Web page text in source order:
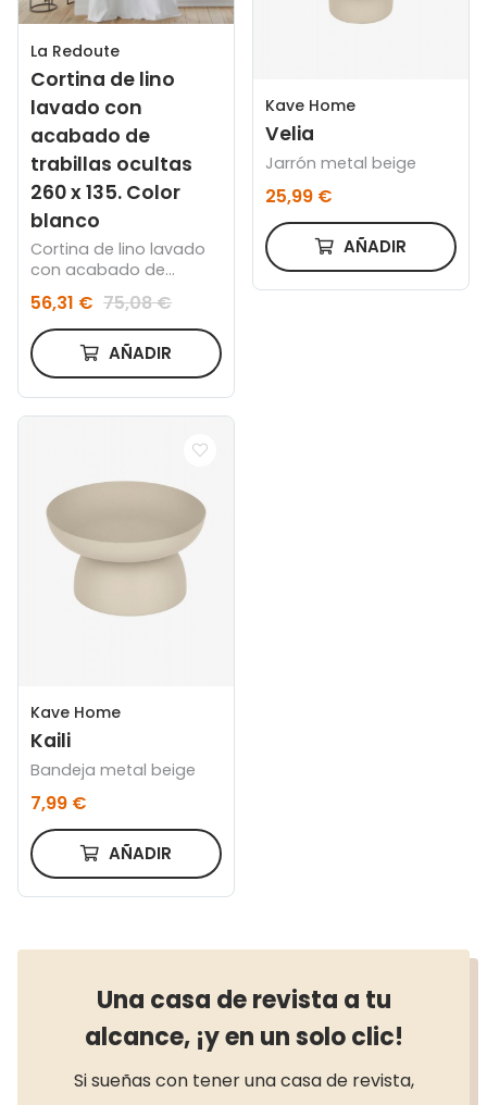
La Redoute
Cortina de lino
lavado con
acabado de
trabillas ocultas
260 x 135. Color
blanco
Cortina de lino lavado
con acabado de
trabillas ocultas 260 x
135. Color blanco
56,31 € 75,08 €
AÑADIR
Kave Home
Velia
Jarrón metal beige
25,99 €
AÑADIR
Kave Home
Kaili
Bandeja metal beige
7,99 €
AÑADIR
Una casa de revista a tu
alcance, ¡y en un solo clic!
Si sueñas con tener una casa de revista,